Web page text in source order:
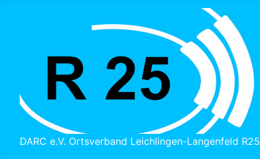
DARC e.V. Ortsverband Leichlingen-Langenfeld R25